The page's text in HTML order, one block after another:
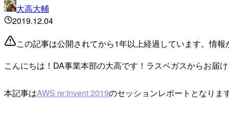
大高大輔
2019.12.04
この記事は公開されてから1年以上経過しています。情
こんにちは！DA事業本部の大高です！ラスベガスからお届
本記事はAWS re:Invent 2019のセッションレポートとなりま